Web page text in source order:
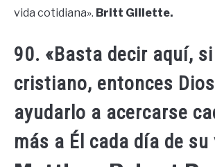
vida cotidiana». Britt Gillette.
90. «Basta decir aquí,
cristiano, entonces
ayudarlo a acercarse
más a Él cada día de su